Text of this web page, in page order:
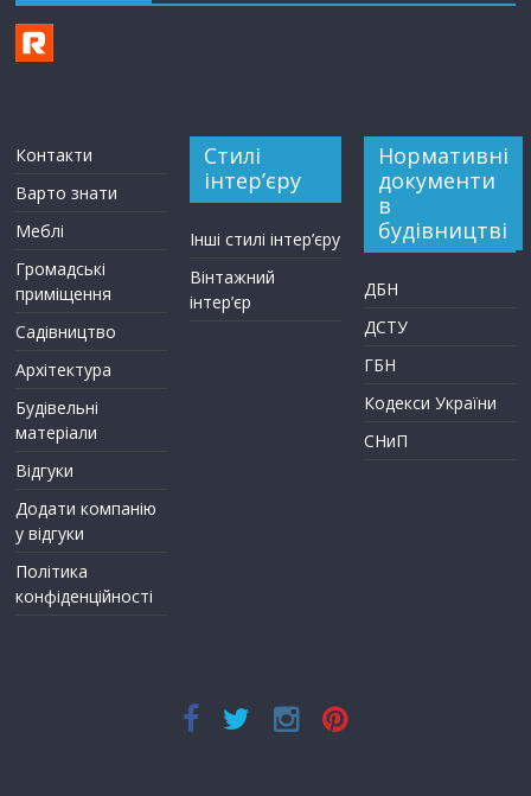
Контакти
Варто знати
Меблі
Громадські
приміщення
Садівництво
Архітектура
Будівельні
матеріали
Відгуки
Додати компанію
у відгуки
Політика
конфіденційності
Стилі
інтер’єру
Інші стилі інтер’єру
Вінтажний
інтер’єр
Нормативні
документи
в
будівництві
ДБН
ДСТУ
ГБН
Кодекси України
СНиП